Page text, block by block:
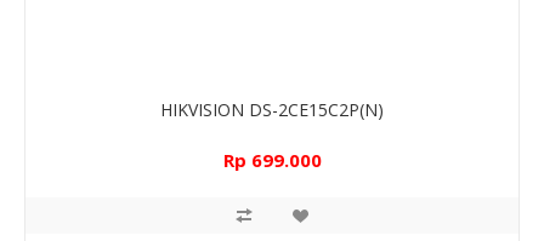
HIKVISION DS-2CE15C2P(N)
Rp 699.000